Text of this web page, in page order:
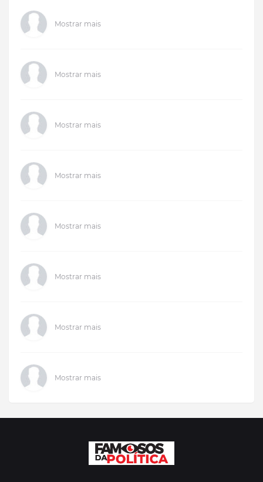
Mostrar mais
Mostrar mais
Mostrar mais
Mostrar mais
Mostrar mais
Mostrar mais
Mostrar mais
Mostrar mais